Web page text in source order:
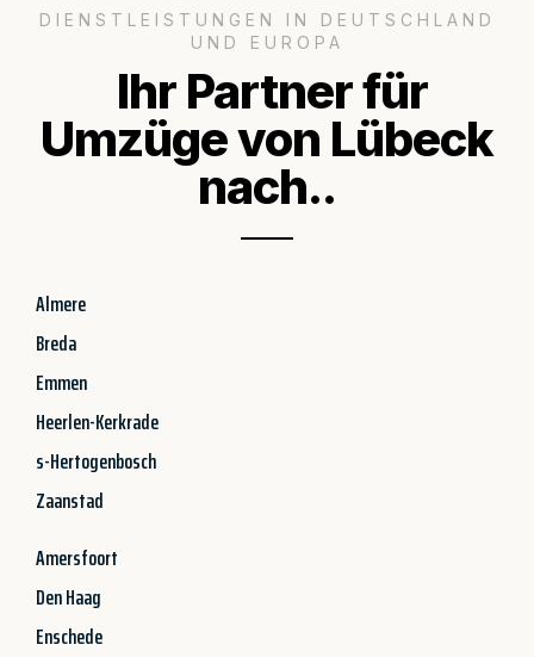
DIENSTLEISTUNGEN IN DEUTSCHLAND
UND EUROPA
Ihr Partner für
Umzüge von Lübeck
nach..
Almere
Breda
Emmen
Heerlen-Kerkrade
s-Hertogenbosch
Zaanstad
Amersfoort
Den Haag
Enschede